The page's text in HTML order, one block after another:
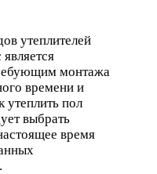
утеплителей
монтажа
времени и
утеплить пол
выбрать
время